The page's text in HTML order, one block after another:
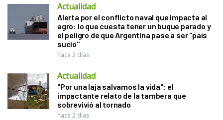
Actualidad
Alerta por el conflicto naval que impacta al
agro: lo que cuesta tener un buque parado y
el peligro de que Argentina pase a ser "país
sucio"
hace 2 días
Actualidad
"Por una laja salvamos la vida": el
impactante relato de la tambera que
sobrevivió al tornado
hace 2 días